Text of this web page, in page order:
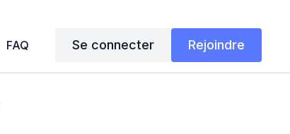
FAQ Se connecter Rejoindre